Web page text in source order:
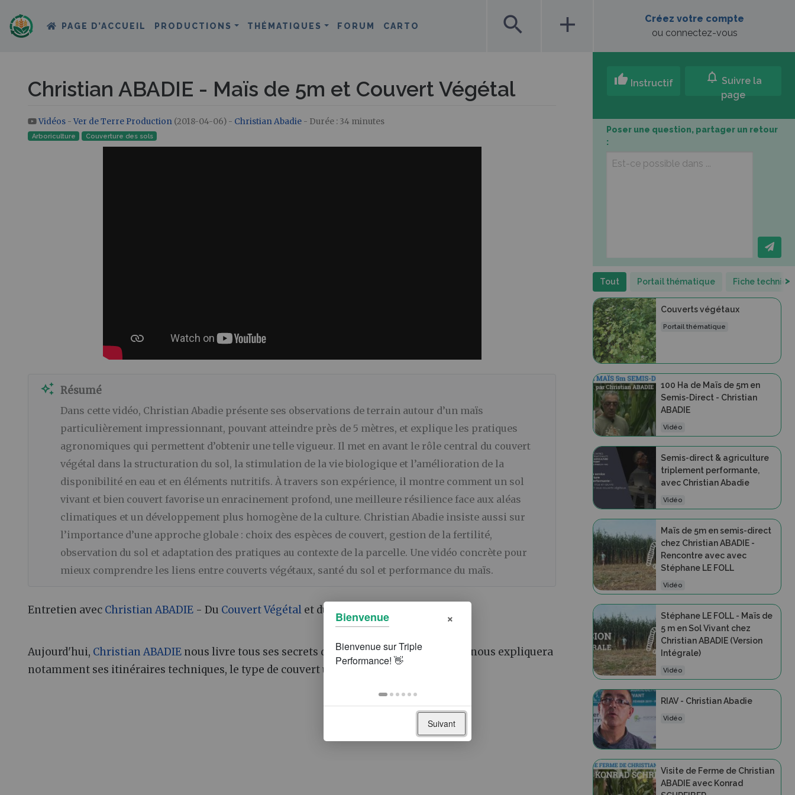
PAGE D’ACCUEIL PRODUCTIONS THÉMATIQUES FORUM CARTO search add
Créez votre compte
ou connectez-vous
Christian ABADIE - Maïs de 5m et Couvert Végétal
Aller à :navigation,rechercher
Vidéos - Ver de Terre Production (2018-04-06) - Christian Abadie - Durée : 34 minutes
Arboriculture Couverture des sols
auto_awesome Résumé
Dans cette vidéo, Christian Abadie présente ses observations de terrain autour d’un maïs
particulièrement impressionnant, pouvant atteindre près de 5 mètres, et explique les pratiques
agronomiques qui permettent d’obtenir une telle vigueur. Il met en avant le rôle central du couvert
végétal dans la structuration du sol, la stimulation de la vie biologique et l’amélioration de la
disponibilité en eau et en éléments nutritifs. À travers son expérience, il montre comment un sol
vivant et bien couvert favorise un enracinement profond, une meilleure résilience face aux aléas
climatiques et un développement plus homogène de la culture. Christian Abadie insiste aussi sur
l’importance d’une approche globale : choix des espèces de couvert, gestion de la fertilité,
observation du sol et adaptation des pratiques au contexte de la parcelle. Une vidéo concrète pour
mieux comprendre les liens entre couverts végétaux, santé du sol et performance du maïs.
Entretien avec Christian ABADIE - Du Couvert Végétal et du
Aujourd'hui, Christian ABADIE nous livre tous ses secrets dans cet entretien exclusif. Il nous expliquera
notamment ses itinéraires techniques, le type de couvert utilisé, ...
thumb_up Instructif notifications Suivre la
page
Poser une question, partager un retour
:
Tout Portail thématique Fiche >
Couverts végétaux
Portail thématique
100 Ha de Maïs de 5m en
Semis-Direct - Christian
ABADIE
Vidéo
Semis-direct & agriculture
triplement performante,
avec Christian Abadie
Vidéo
Maïs de 5m en semis-direct
chez Christian ABADIE -
Rencontre avec avec
Stéphane LE FOLL
Vidéo
Stéphane LE FOLL - Maïs de
5 m en Sol Vivant chez
Christian ABADIE (Version
Intégrale)
Vidéo
RIAV - Christian Abadie
Vidéo
Visite de Ferme de Christian
ABADIE avec Konrad
Bienvenue ×
Suivant